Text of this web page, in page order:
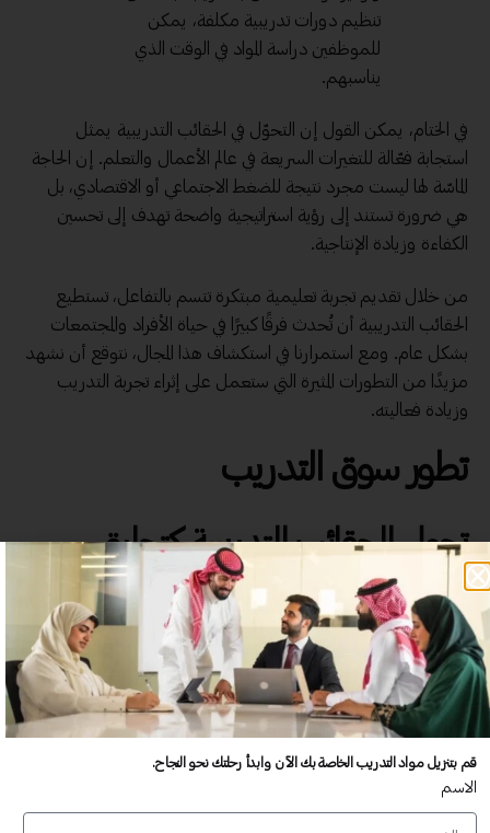
تنظيم دورات تدريبية مكلفة، يمكن
للموظفين دراسة المواد في الوقت الذي
يناسبهم.
في الختام، يمكن القول إن التحوّل في الحقائب التدريبية يمثل
استجابة فعّالة للتغيرات السريعة في عالم الأعمال والتعلم. إن الحاجة
الماسّة لها ليست مجرد نتيجة للضغط الاجتماعي أو الاقتصادي، بل
هي ضرورة تستند إلى رؤية استراتيجية واضحة تهدف إلى تحسين
الكفاءة وزيادة الإنتاجية.
من خلال تقديم تجربة تعليمية مبتكرة تتسم بالتفاعل، تستطيع
الحقائب التدريبية أن تُحدث فرقًا كبيرًا في حياة الأفراد والمجتمعات
بشكل عام. ومع استمرارنا في استكشاف هذا المجال، نتوقع أن نشهد
مزيدًا من التطورات المثيرة التي ستعمل على إثراء تجربة التدريب
وزيادة فعاليته.
تطور سوق التدريب
تحول الحقائب التدريبية كتجارة
من الرائع أن نرى كيف تطور سوق التدريب، خاصة خلال العقدين
الماضيين. قد يبدو الأمر وكأننا كنا ننظر إلى مشهد من خيال علمي
حيث تحوّلت الحقائب التدريبية من أدوات تعليمية تقليدية إلى
منتجات تجارية حيوية تُعتبر أحد قطاعات الأعمال المتزايدة.
اليوم، لا تُستخدم الحقائب التدريبية فقط لتعليم المهارات، بل أصبحت
أيضًا جزءًا من استراتيجية تسويقية واسعة النطاق. هناك العديد من
المؤسسات التي بدأت ترى في الحقائب التدريبية فرصة للربح، مما عزز
من نمو سوقها.
قم بتنزيل مواد التدريب الخاصة بك الآن وابدأ رحلتك نحو النجاح.
الاسم